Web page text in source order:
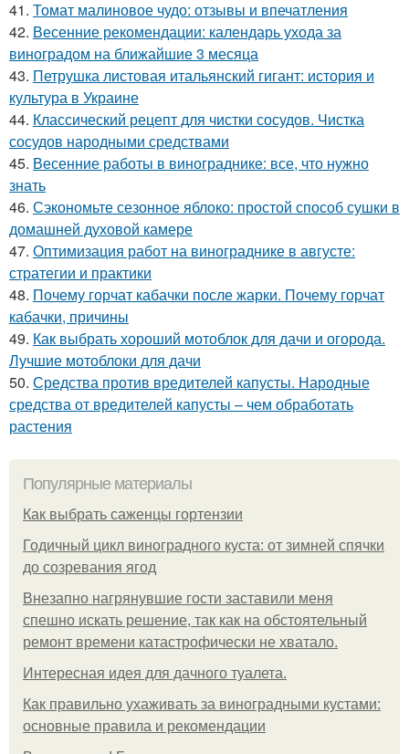
41. Томат малиновое чудо: отзывы и впечатления
42. Весенние рекомендации: календарь ухода за
виноградом на ближайшие 3 месяца
43. Петрушка листовая итальянский гигант: история и
культура в Украине
44. Классический рецепт для чистки сосудов. Чистка
сосудов народными средствами
45. Весенние работы в винограднике: все, что нужно
знать
46. Сэкономьте сезонное яблоко: простой способ сушки в
домашней духовой камере
47. Оптимизация работ на винограднике в августе:
стратегии и практики
48. Почему горчат кабачки после жарки. Почему горчат
кабачки, причины
49. Как выбрать хороший мотоблок для дачи и огорода.
Лучшие мотоблоки для дачи
50. Средства против вредителей капусты. Народные
средства от вредителей капусты – чем обработать
растения
Популярные материалы
Как выбрать саженцы гортензии
Годичный цикл виноградного куста: от зимней спячки
до созревания ягод
Внезапно нагрянувшие гости заставили меня
спешно искать решение, так как на обстоятельный
ремонт времени катастрофически не хватало.
Интересная идея для дачного туалета.
Как правильно ухаживать за виноградными кустами:
основные правила и рекомендации